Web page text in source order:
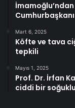
Mart 6, 2025
Köfte ve tava
tepkili
Mayıs 1, 2025
Prof. Dr. İrfan
ciddi bir